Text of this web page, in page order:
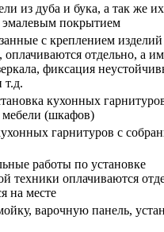
из дуба и бука, а так же их
эмалевым покрытием
с креплением
отдельно, а
фиксация
т.д.
кухонных
мебели (шкафов)
гарнитуров с
работы по установке
техники оплачиваются
на месте
варочную панель,